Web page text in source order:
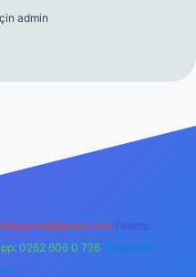
admin
hiltonbet yeni giriş
Teams:
0262 606 0 726 Telegram: